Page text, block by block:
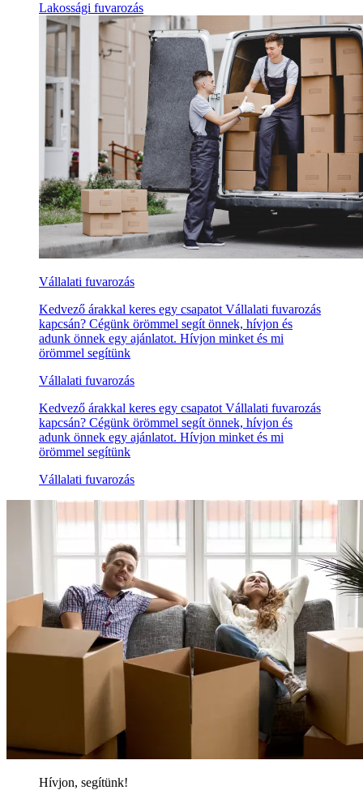
Lakossági fuvarozás
Vállalati fuvarozás
Kedvező árakkal keres egy csapatot Vállalati fuvarozás
kapcsán? Cégünk örömmel segít önnek, hívjon és
adunk önnek egy ajánlatot. Hívjon minket és mi
örömmel segítünk
Vállalati fuvarozás
Kedvező árakkal keres egy csapatot Vállalati fuvarozás
kapcsán? Cégünk örömmel segít önnek, hívjon és
adunk önnek egy ajánlatot. Hívjon minket és mi
örömmel segítünk
Vállalati fuvarozás
Hívjon, segítünk!